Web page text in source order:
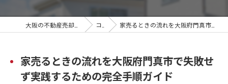
コラム 家売るときの流れを大阪府門真市で失敗せず実践するための完全手順ガイド
家売るときの流れを大阪府門真市で失敗せ
ず実践するための完全手順ガイド